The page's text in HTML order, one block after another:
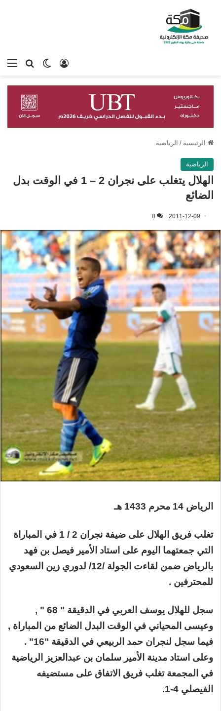
بحثالوضع
تسجيل الدخول
الرئيسية / الرياضية
الرياضية
الهلال يتغلب على نجران 2 – 1 في الوقت بدل
الضائع
2011-12-09
0
الرياض 14 محرم 1433 هـ
تغلب فريق الهلال على ضيفة نجران 2 / 1 في المباراة
التي جمعتهما اليوم على استاد الأمير فيصل بن فهد
بالرياض ضمن لقاءت الجولة /12/ لدوري زين السعودي
للمحترفين .
سجل للهلال يوسف العربي في الدقيقة " 68 " ,
وعيسى المحياني في الوقت البدل الضائع من المباراة ,
فيما سجل لنجران حمد الربيعي في الدقيقة "16" .
وعلى استاد مدينة الأمير سلمان بن عبدالعزيز الرياضية
في المجمعة تغلب فريق الاتفاق على مستضيفه
الفيصلي 4-1.